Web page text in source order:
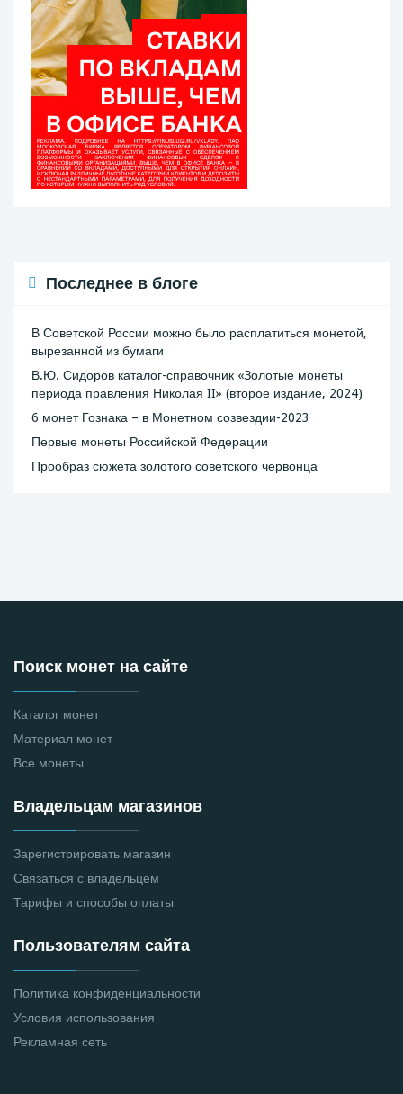
Последнее в блоге
В Советской России можно было расплатиться монетой,
вырезанной из бумаги
В.Ю. Сидоров каталог-справочник «Золотые монеты
периода правления Николая II» (второе издание, 2024)
6 монет Гознака – в Монетном созвездии-2023
Первые монеты Российской Федерации
Прообраз сюжета золотого советского червонца
Поиск монет на сайте
Каталог монет
Материал монет
Все монеты
Владельцам магазинов
Зарегистрировать магазин
Связаться с владельцем
Тарифы и способы оплаты
Пользователям сайта
Политика конфиденциальности
Условия использования
Рекламная сеть